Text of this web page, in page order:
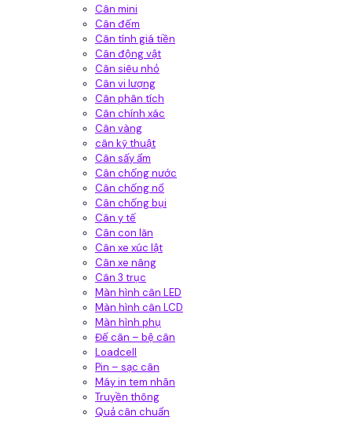
Cân mini
Cân đếm
Cân tính giá tiền
Cân động vật
Cân siêu nhỏ
Cân vi lượng
Cân phân tích
Cân chính xác
Cân vàng
cân kỹ thuật
Cân sấy ẩm
Cân chống nước
Cân chống nổ
Cân chống bụi
Cân y tế
Cân con lăn
Cân xe xúc lật
Cân xe nâng
Cân 3 trục
Màn hình cân LED
Màn hình cân LCD
Màn hình phụ
Đế cân – bệ cân
Loadcell
Pin – sạc cân
Máy in tem nhãn
Truyền thông
Quả cân chuẩn